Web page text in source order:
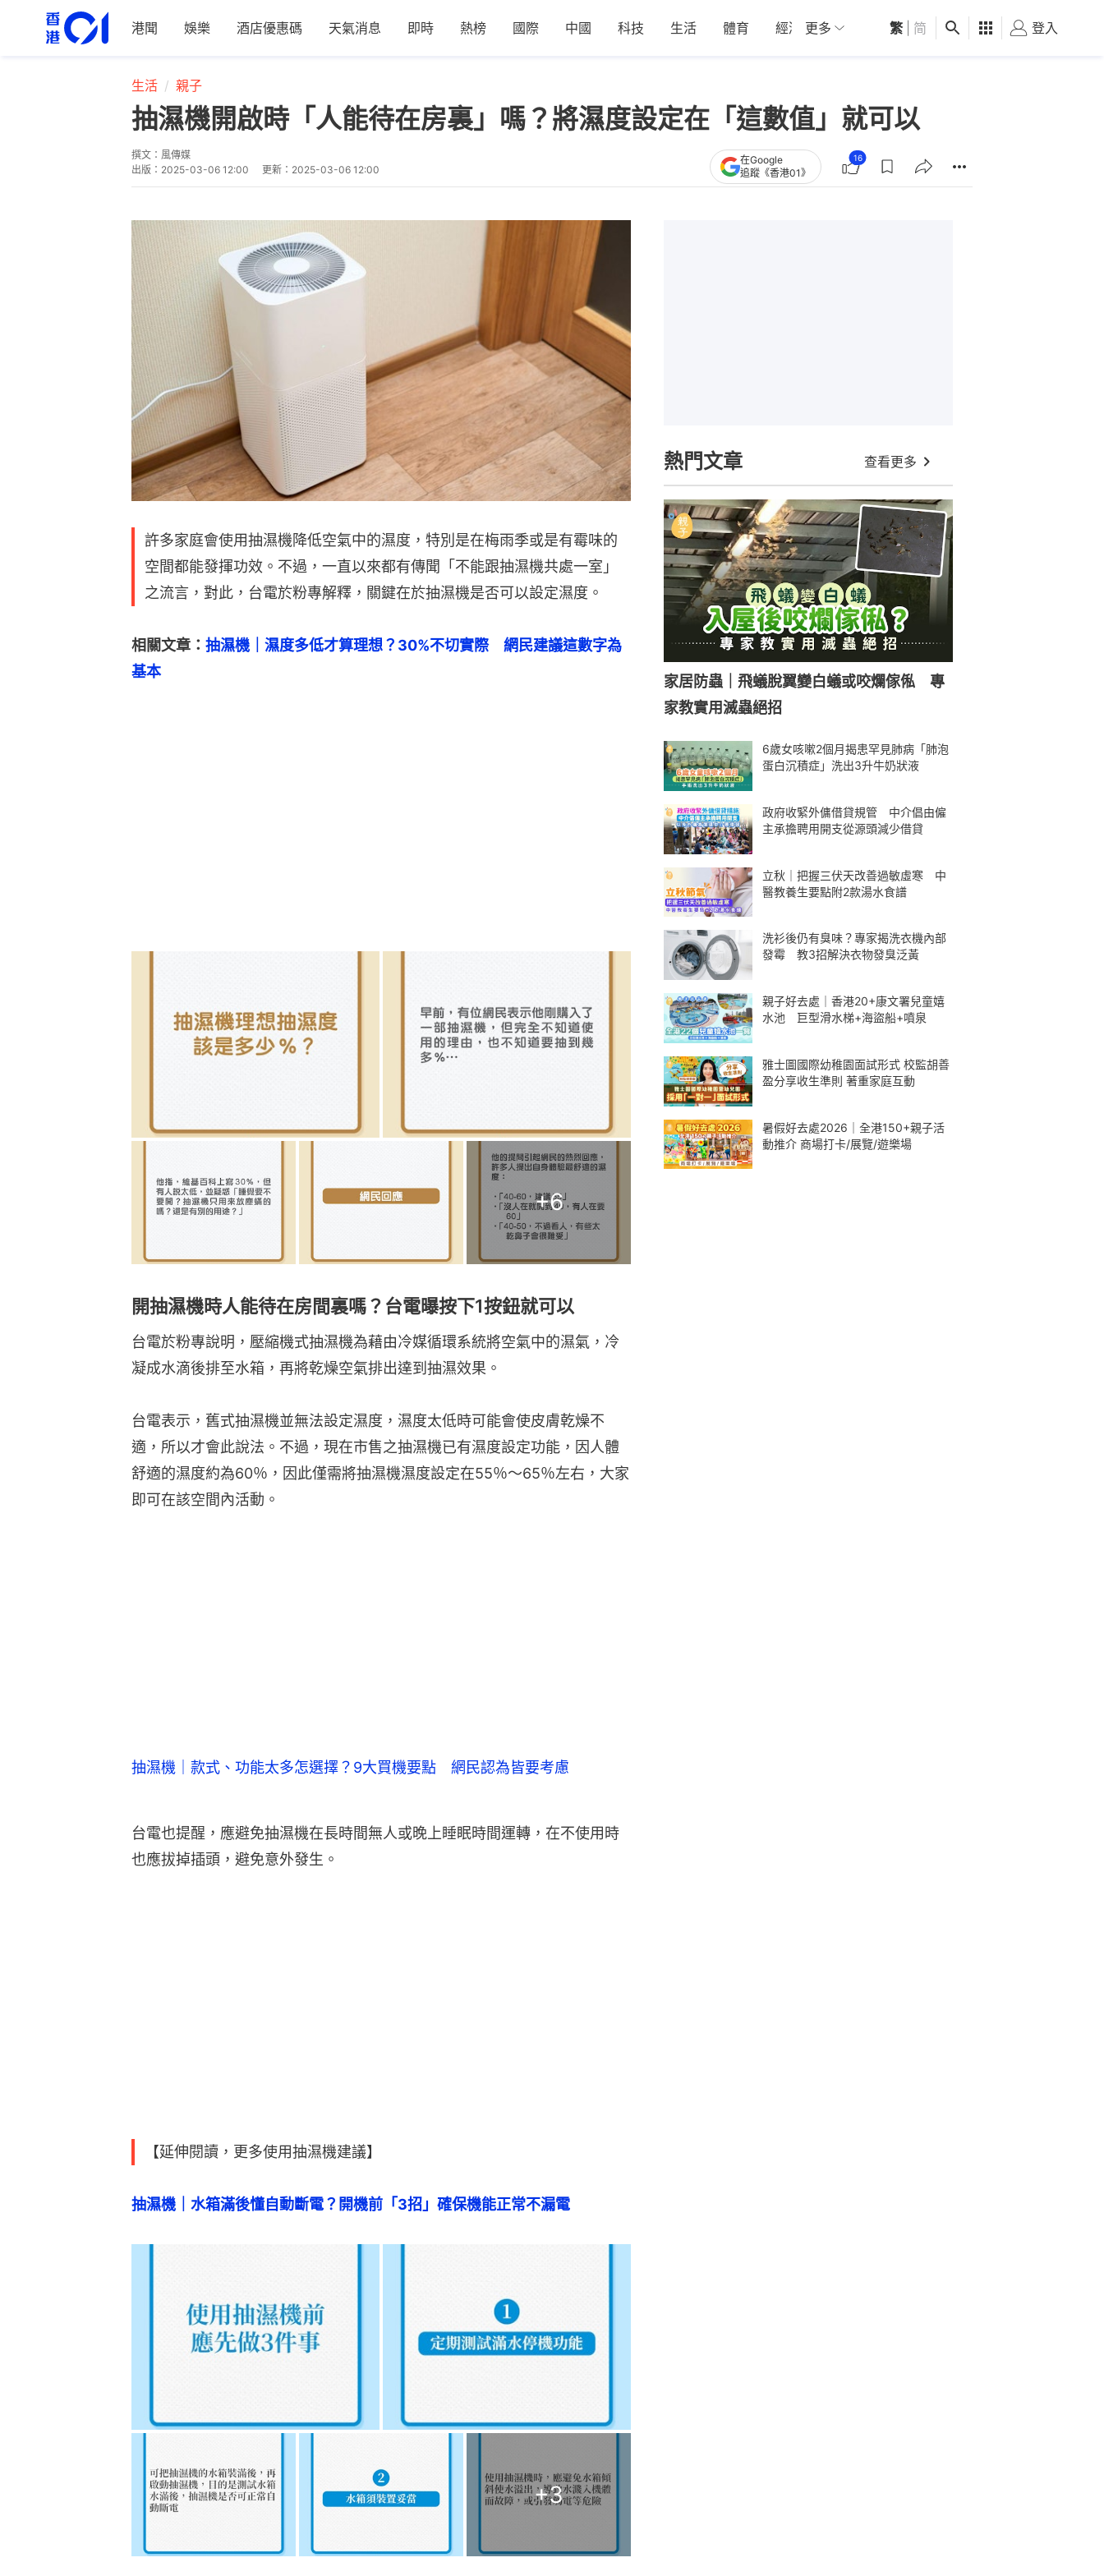
港聞 娛樂 酒店優惠碼 天氣消息 即時 熱榜 國際 中國 科技 生活 體育 經濟 01深圳 觀點 健康 好食玩飛
更多 繁 简 登入
生活 親子
抽濕機開啟時「人能待在房裏」嗎？將濕度設定在「這數值」就可以
撰文： 風傳媒
出版： 2025-03-06 12:00 更新： 2025-03-06 12:00
在Google
追蹤《香港01》
16
許多家庭會使用抽濕機降低空氣中的濕度，特別是在梅雨季或是有霉味的
空間都能發揮功效。不過，一直以來都有傳聞「不能跟抽濕機共處一室」
之流言，對此，台電於粉專解釋，關鍵在於抽濕機是否可以設定濕度。
相關文章： 抽濕機｜濕度多低才算理想？30%不切實際　網民建議這數字為
基本
+6
開抽濕機時人能待在房間裏嗎？台電曝按下1按鈕就可以
台電於粉專說明，壓縮機式抽濕機為藉由冷媒循環系統將空氣中的濕氣，冷
凝成水滴後排至水箱，再將乾燥空氣排出達到抽濕效果。
台電表示，舊式抽濕機並無法設定濕度，濕度太低時可能會使皮膚乾燥不
適，所以才會此說法。不過，現在市售之抽濕機已有濕度設定功能，因人體
舒適的濕度約為60％，因此僅需將抽濕機濕度設定在55％～65％左右，大家
即可在該空間內活動。
熱門文章 查看更多
家居防蟲｜飛蟻脫翼變白蟻或咬爛傢俬 專
家教實用滅蟲絕招
6歲女咳嗽2個月揭患罕見肺病「肺泡
蛋白沉積症」洗出3升牛奶狀液
政府收緊外傭借貸規管 中介倡由僱
主承擔聘用開支從源頭減少借貸
立秋｜把握三伏天改善過敏虛寒 中
醫教養生要點附2款湯水食譜
洗衫後仍有臭味？專家揭洗衣機內部
發霉 教3招解決衣物發臭泛黃
親子好去處｜香港20+康文署兒童嬉
水池 巨型滑水梯+海盜船+噴泉
雅士圖國際幼稚園面試形式 校監胡善
盈分享收生準則 著重家庭互動
暑假好去處2026｜全港150+親子活
動推介 商場打卡/展覽/遊樂場